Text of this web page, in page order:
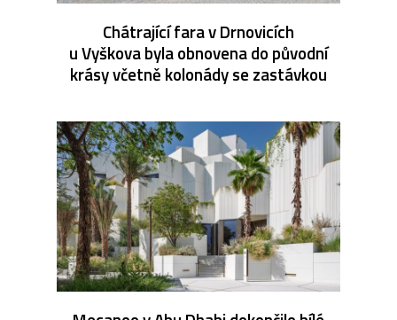
Chátrající fara v Drnovicích
u Vyškova byla obnovena do původní
krásy včetně kolonády se zastávkou